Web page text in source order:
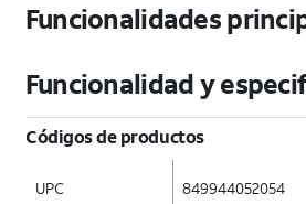
Funcionalidades
Funcionalidad y
Códigos de productos
UPC 849944052054